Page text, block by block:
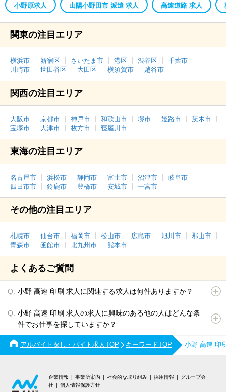
小野原求人 山陽小野田市 派遣 求人 高速道路 求人
関東の注目エリア
横浜市 新宿区 さいたま市 港区 渋谷区
千葉市
川崎市
世田谷区 大田区 横須賀市 越谷市
関西の注目エリア
大阪市 京都市 神戸市 和歌山市 堺市 姫路市
茨木市
宝塚市
大津市 枚方市 寝屋川市
東海の注目エリア
名古屋市 浜松市 静岡市 富士市 沼津市
岐阜市
四日市市
鈴鹿市 豊橋市 安城市 一宮市
その他の注目エリア
札幌市 仙台市 福岡市 松山市 広島市 旭川市
郡山市
青森市
函館市 北九州市 熊本市
よくあるご質問
小野 高速 印刷 求人に関連する求人は何件ありますか？
小野 高速 印刷 求人の求人に興味のある他の人はどんな条
件でお仕事を探していますか？
アルバイト探し・バイト求人TOP キーワードTOP 小野 高速 印
企業情報 事業所案内 社会的な取り組み 採用情報
グループ会
社
個人情報保護方針